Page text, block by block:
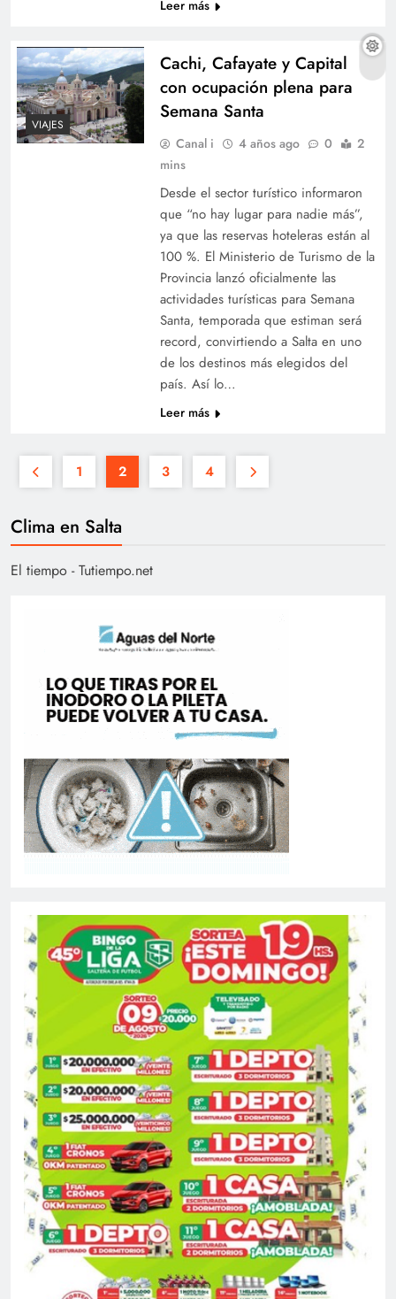
Leer más
VIAJES
Cachi, Cafayate y Capital
con ocupación plena para
Semana Santa
Canal i 4 años ago 0
2
mins
Desde el sector turístico informaron
que “no hay lugar para nadie más”,
ya que las reservas hoteleras están al
100 %. El Ministerio de Turismo de la
Provincia lanzó oficialmente las
actividades turísticas para Semana
Santa, temporada que estiman será
record, convirtiendo a Salta en uno
de los destinos más elegidos del
país. Así lo…
Leer más
1 2 3 4
Clima en Salta
El tiempo - Tutiempo.net